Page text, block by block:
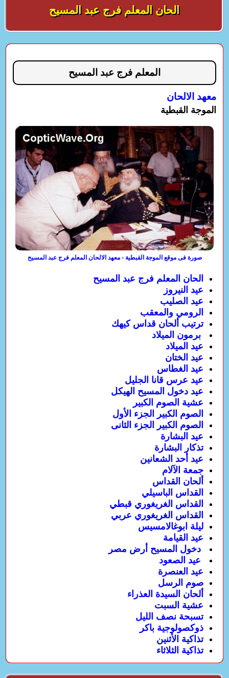
الحان المعلم فرج عبد المسيح
المعلم فرج عبد المسيح
معهد الالحان
الموجة القبطية
صورة فى موقع الموجة القبطية - معهد الالحان المعلم فرج عبد المسيح
الحان المعلم فرج عبد المسيح
عيد النيروز
عيد الصليب
الرومي والمعقب
ترتيب ألحان قداس كيهك
برمون الميلاد
عيد الميلاد
عيد الختان
عيد الغطاس
عيد عرس قانا الجليل
عيد دخول المسيح الهيكل
عشية الصوم الكبير
الصوم الكبير الجزء الأول
الصوم الكبير الجزء الثانى
عيد البشارة
تذكار البشارة
عيد أحد الشعانين
جمعة الآلام
ألحان القداس
القداس الباسيلي
القداس الغريغوري قبطي
القداس الغريغوري عربي
ليلة ابوغالامسيس
عيد القيامة
دخول المسيح أرض مصر
عيد الصعود
عيد العنصرة
صوم الرسل
ألحان السيدة العذراء
عشية السبت
تسبحة نصف الليل
ذوكصولوجية باكر
تذاكية الأثنين
تذاكية الثلاثاء